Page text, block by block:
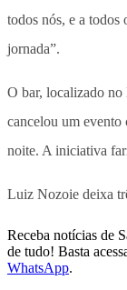
todos nós, e a todos
jornada”.
O bar, localizado no
cancelou um evento
noite. A iniciativa
Luiz Nozoie deixa
Receba notícias de
de tudo! Basta
WhatsApp.